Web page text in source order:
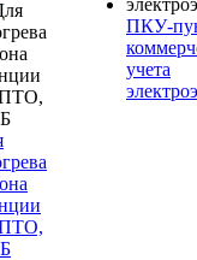
ПКУ-
учета